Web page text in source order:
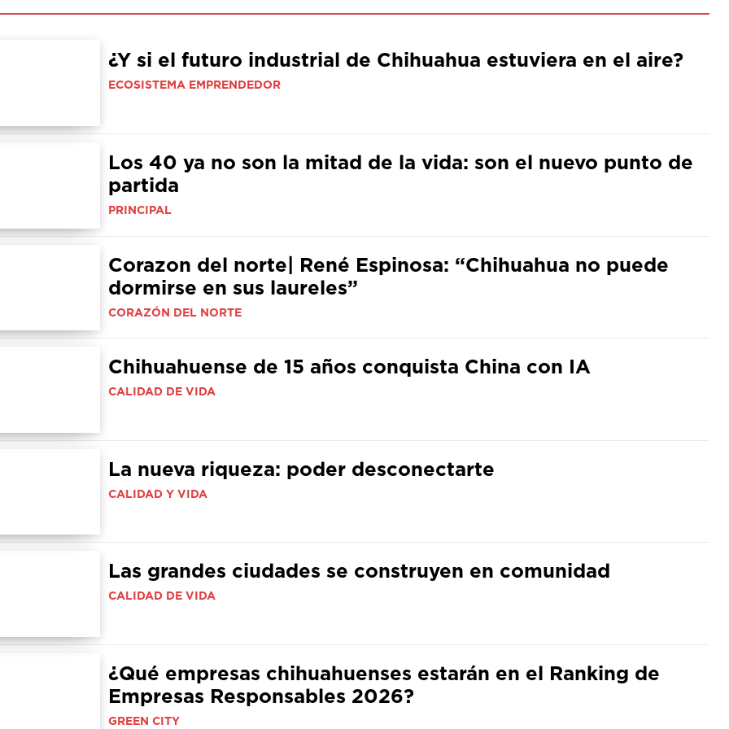
¿Y si el futuro industrial de Chihuahua estuviera en el aire?
ECOSISTEMA EMPRENDEDOR
Los 40 ya no son la mitad de la vida: son el nuevo punto de
partida
PRINCIPAL
Corazon del norte| René Espinosa: “Chihuahua no puede
dormirse en sus laureles”
CORAZÓN DEL NORTE
Chihuahuense de 15 años conquista China con IA
CALIDAD DE VIDA
La nueva riqueza: poder desconectarte
CALIDAD Y VIDA
Las grandes ciudades se construyen en comunidad
CALIDAD DE VIDA
¿Qué empresas chihuahuenses estarán en el Ranking de
Empresas Responsables 2026?
GREEN CITY